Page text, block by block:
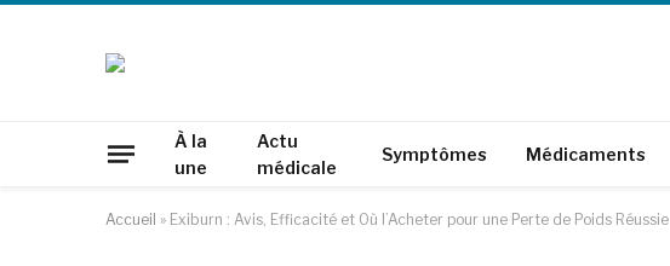
À la
une
Actu
médicale
Symptômes Médicaments
Accueil » Exiburn : Avis, Efficacité et Où l’Acheter pour une Perte de Poids Réussie